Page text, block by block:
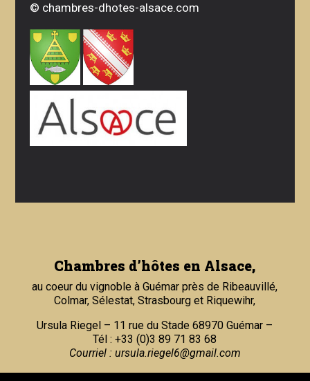
© chambres-dhotes-alsace.com
Chambres d’hôtes en Alsace,
au coeur du vignoble à Guémar près de Ribeauvillé,
Colmar, Sélestat, Strasbourg et Riquewihr,
Ursula Riegel – 11 rue du Stade 68970 Guémar –
Tél : +33 (0)3 89 71 83 68
Courriel : ursula.riegel6@gmail.com